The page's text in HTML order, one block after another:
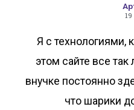
19
Я с технологиями,
этом сайте все так
внучке постоянно
что шарики